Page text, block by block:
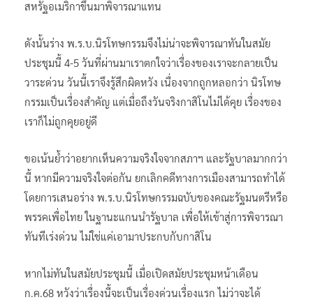
สหรัฐอเมริกาขึ้นมาพิจารณาแทน
ดังนั้นร่าง พ.ร.บ.นิรโทษกรรมจึงไม่น่าจะพิจารณาทันในสมัย
ประชุมนี้ 4-5 วันที่ผ่านมาเราตกใจว่าเรื่องของเราจะกลายเป็น
วาระด่วน วันนี้เราจึงรู้สึกผิดหวัง เนื่องจากถูกหลอกว่า นิรโทษ
กรรมเป็นเรื่องสำคัญ แต่เมื่อถึงวันจริงกาสิโนไม่ได้คุย เรื่องของ
เราก็ไม่ถูกคุยอยู่ดี
ขอเน้นย้ำว่าอยากเห็นความจริงใจจากสภาฯ และรัฐบาลมากกว่า
นี้ หากมีความจริงใจต่อกัน ยกเลิกคดีทางการเมืองสามารถทำได้
โดยการเสนอร่าง พ.ร.บ.นิรโทษกรรมฉบับของคณะรัฐมนตรีหรือ
พรรคเพื่อไทย ในฐานะแกนนำรัฐบาล เพื่อให้เข้าสู่การพิจารณา
ทันทีเร่งด่วน ไม่ใช่แค่เอามาประกบกับกาสิโน
หากไม่ทันในสมัยประชุมนี้ เมื่อเปิดสมัยประชุมหน้าเดือน
ก.ค.68 หวังว่าเรื่องนี้จะเป็นเรื่องด่วนเรื่องแรก ไม่ว่าจะได้